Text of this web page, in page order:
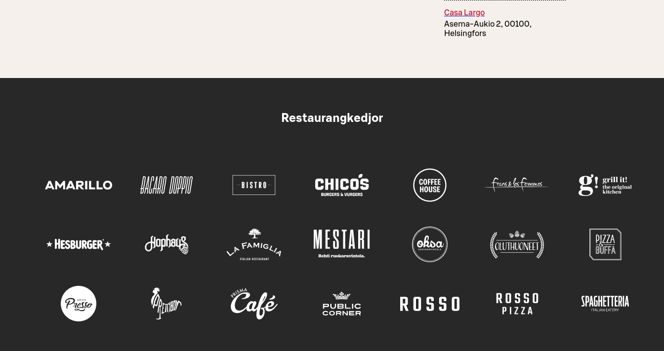
Casa Largo
Asema-Aukio 2, 00100,
Helsingfors
Restaurangkedjor